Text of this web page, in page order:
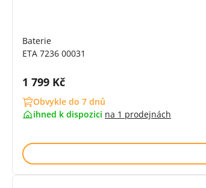
Baterie
ETA 7236 00031
Cena s DPH:
1 799 Kč
Obvykle do 7 dnů
ihned k dispozici na 1 prodejnách